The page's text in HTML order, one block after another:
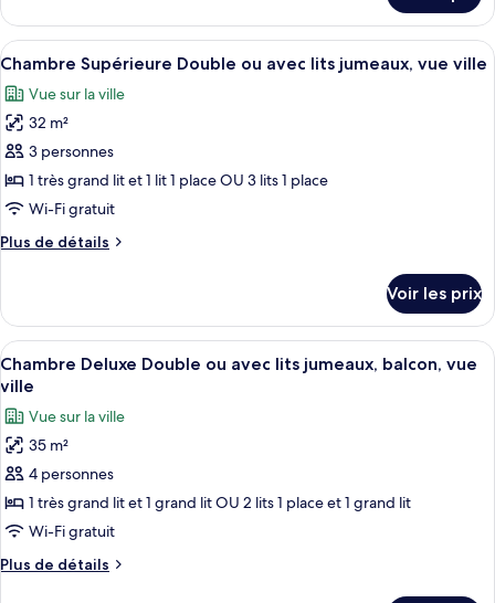
Deluxe,
vue
ville
le
type
de
Chambre
Double
vue
ville
Afficher
toutes
les
photos
pour
ce
type
chambre :
Double
ou
avec
lits
jumeaux,
vue
ville
Chambre Supérieure Double ou
23
Chambre Supérieure Double ou avec lits jumeaux, vue ville
Vue sur la ville
32 m²
3 personnes
1 très grand lit et 1 lit 1 place OU 3 lits 1 place
Wi-Fi gratuit
Plus de détails
Plus
le
type
de
chambre
Supérieure
Double
ou
avec
lits
vue
ville
Voir les prix
Afficher
toutes
les
photos
pour
ce
type
de
chambre :
Chambre
Une chambre d’hôtel comprenant
14
Chambre Deluxe Double ou avec lits jumeaux, balcon, vue
ville
Vue sur la ville
35 m²
4 personnes
1 très grand lit et 1 grand lit OU 2 lits 1 place et 1 grand lit
Wi-Fi gratuit
Plus de détails
Plus